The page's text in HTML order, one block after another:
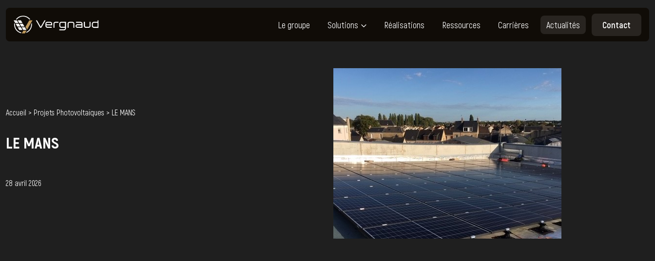
Le groupe Solutions Réalisations Ressources Carrières Actualités Contact
Accueil > Projets Photovoltaïques > LE MANS
LE MANS
28 avril 2026